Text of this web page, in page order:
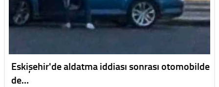
Eskişehir'de aldatma iddiası sonrası otomobilde
de…